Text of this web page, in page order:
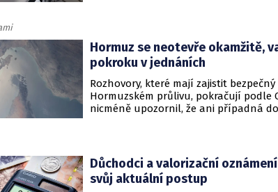
Hormuz se neotevře okamžitě,
pokroku v jednáních
Rozhovory, které mají zajistit
Hormuzském průlivu, pokračují podle
nicméně upozornil, že ani případná
Důchodci a valorizační
svůj aktuální postup